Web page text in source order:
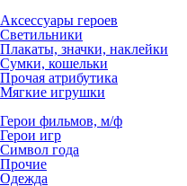
Аксессуары героев
Светильники
Плакаты, значки, наклейки
Сумки, кошельки
Прочая атрибутика
Мягкие игрушки
Герои фильмов, м/ф
Герои игр
Символ года
Прочие
Одежда